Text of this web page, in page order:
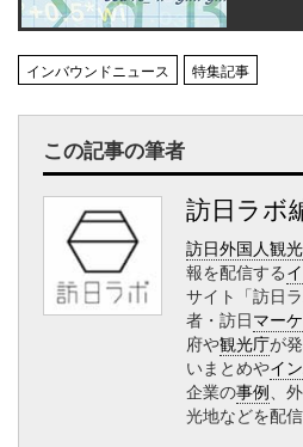
インバウンドニュース 特集記事
この記事の筆者
訪日ラボ
訪日外国人観
報を配信する
サイト「訪日ラ
者・訪日マー
府や観光庁が
いまとめやイ
企業の事例、
光地などを配